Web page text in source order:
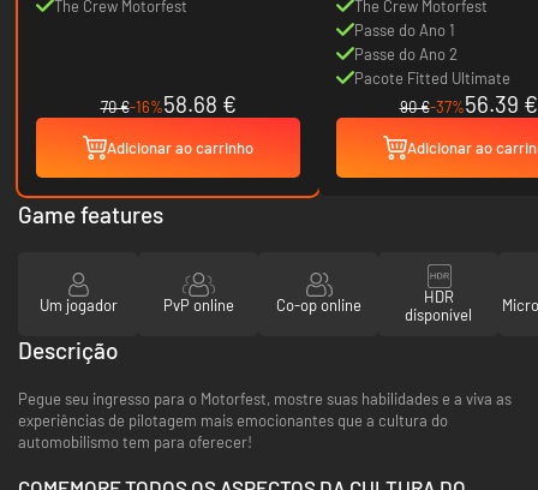
The Crew Motorfest
70 €-16%58.68 €
Adicionar ao carrinho
The Crew Motorfest
Passe do Ano 1
Passe do Ano 2
Pacote Fitted Ultimate
90 €-37%56.39 €
Adicionar ao
Game features
Um jogador PvP online Co-op online
HDR
disponível
Descrição
Pegue seu ingresso para o Motorfest, mostre suas habilidades e a viva as
experiências de pilotagem mais emocionantes que a cultura do
automobilismo tem para oferecer!